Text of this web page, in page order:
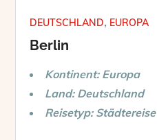
DEUTSCHLAND EUROPA
Berlin
Kontinent: Europa
Land: Deutschland
Reisetyp: Städtereise